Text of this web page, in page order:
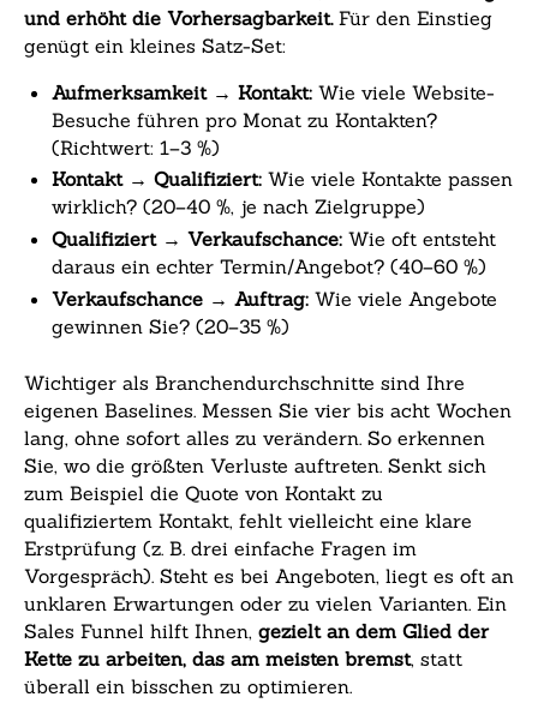
und erhöht die Vorhersagbarkeit.Für den Einstieg
genügt ein kleines Satz-Set:
Aufmerksamkeit → Kontakt: Wie viele Website-
Besuche führen pro Monat zu Kontakten?
(Richtwert: 1–3 %)
Kontakt → Qualifiziert: Wie viele Kontakte passen
wirklich? (20–40 %, je nach Zielgruppe)
Qualifiziert → Verkaufschance: Wie oft entsteht
daraus ein echter Termin/Angebot? (40–60 %)
Verkaufschance → Auftrag: Wie viele Angebote
gewinnen Sie? (20–35 %)
Wichtiger als Branchendurchschnitte sind Ihre
eigenen Baselines. Messen Sie vier bis acht Wochen
lang, ohne sofort alles zu verändern. So erkennen
Sie, wo die größten Verluste auftreten. Senkt sich
zum Beispiel die Quote von Kontakt zu
qualifiziertem Kontakt, fehlt vielleicht eine klare
Erstprüfung (z. B. drei einfache Fragen im
Vorgespräch). Steht es bei Angeboten, liegt es oft an
unklaren Erwartungen oder zu vielen Varianten. Ein
Sales Funnel hilft Ihnen, gezielt an dem Glied der
Kette zu arbeiten, das am meisten bremst, statt
überall ein bisschen zu optimieren.